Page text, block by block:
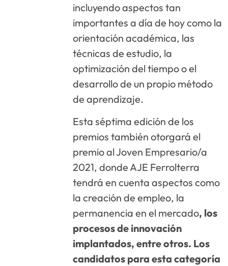
incluyendo aspectos tan
importantes a día de hoy como la
orientación académica, las
técnicas de estudio, la
optimización del tiempo o el
desarrollo de un propio método
de aprendizaje.
Esta séptima edición de los
premios también otorgará el
premio al Joven Empresario/a
2021, donde AJE Ferrolterra
tendrá en cuenta aspectos como
la creación de empleo, la
permanencia en el mercado, los
procesos de innovación
implantados, entre otros. Los
candidatos para esta categoría